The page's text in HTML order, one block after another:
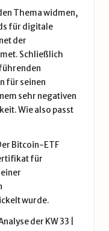
Thema widmen,
für digitale
der
Schließlich
für seinen
sehr negativen
Wie also passt
Bitcoin-ETF
für
wurde.
der KW 33 |